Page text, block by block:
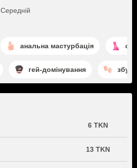
Середній
анальна мастурбація
гей-домінування
6 TKN
13 TKN